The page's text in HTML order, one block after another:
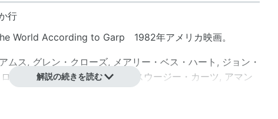
行
World According to Garp 1982年アメリカ映画。
ムス, グレン・クローズ, メアリー・ベス・ハート , ジョン・
ーニン,ジェシカ・タンディ スウージー・カーツ , アマン
解説の続きを読む